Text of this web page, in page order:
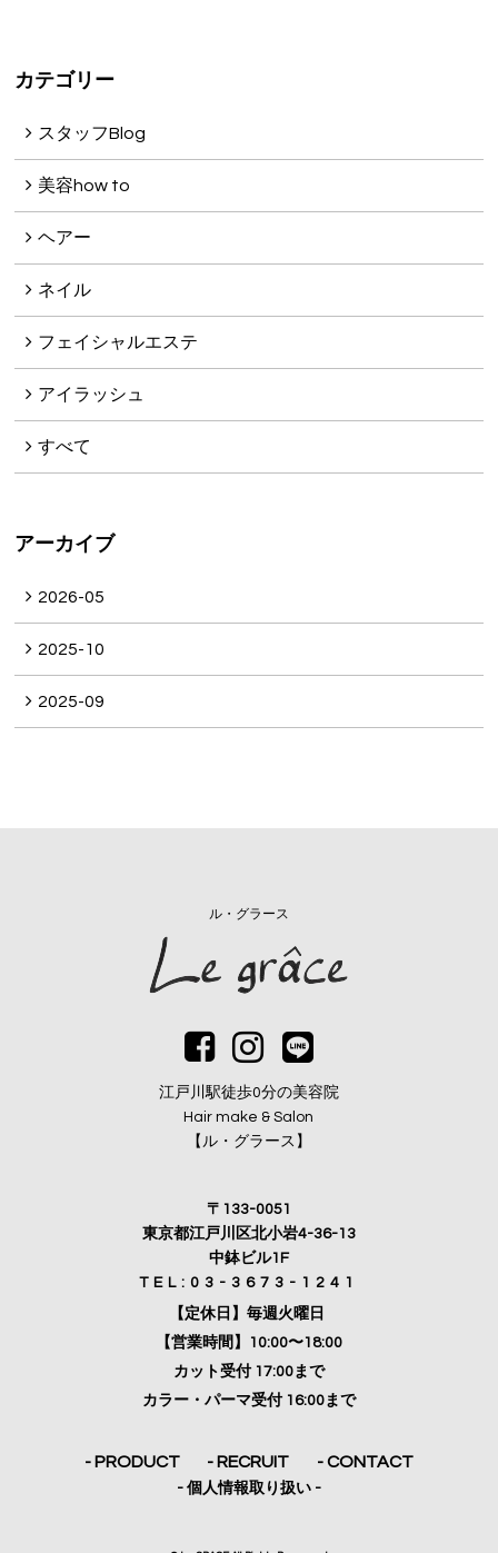
カテゴリー
スタッフBlog
美容how to
ヘアー
ネイル
フェイシャルエステ
アイラッシュ
すべて
アーカイブ
2026-05
2025-10
2025-09
ル・グラース
江戸川駅徒歩0分の美容院
Hair make & Salon
【ル・グラース】
〒133-0051
東京都江戸川区北小岩4-36-13
中鉢ビル1F
TEL:03-3673-1241
【定休日】毎週火曜日
【営業時間】10:00〜18:00
カット受付 17:00まで
カラー・パーマ受付 16:00まで
- PRODUCT - RECRUIT - CONTACT
- 個人情報取り扱い -